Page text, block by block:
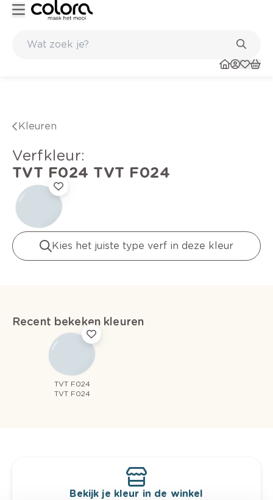
Kleuren
verfkleur:
TVT F024 TVT F024
Kies het juiste type verf in deze kleur
Recent bekeken kleuren
TVT F024
TVT F024
Bekijk je kleur in de winkel